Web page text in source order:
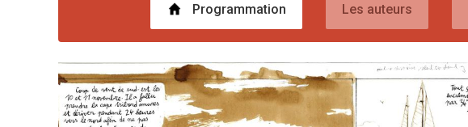
Programmation Les auteurs